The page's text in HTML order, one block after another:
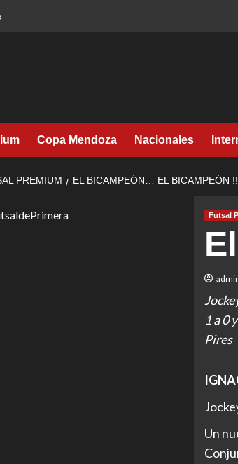
Copa Mendoza Nacionales
PREMIUM EL BICAMPEÓN… EL BICAMPEÓN
Futsal
1 a 0
Pires
Un